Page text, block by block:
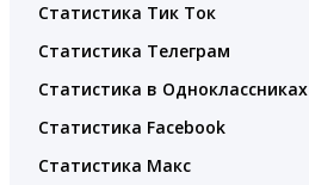
Статистика Тик Ток
Статистика Телеграм
Статистика в Одноклассниках
Статистика Facebook
Статистика Макс